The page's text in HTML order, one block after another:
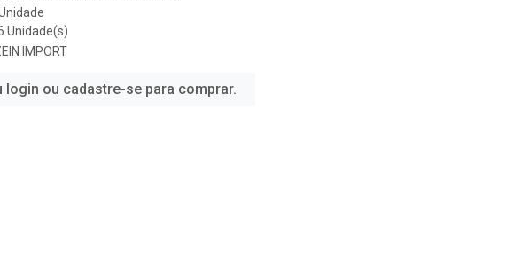
Unidade(s)
IMPORT
login ou cadastre-se para comprar.